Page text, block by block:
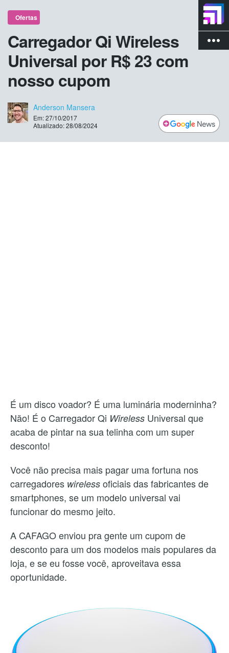
more_vert
Ofertas
Carregador Qi Wireless
Universal por R$ 23 com
nosso cupom
Anderson Mansera
Em: 27/10/2017
Atualizado: 28/08/2024
É um disco voador? É uma luminária moderninha?
Não! É o Carregador Qi Wireless Universal que
acaba de pintar na sua telinha com um super
desconto!
Você não precisa mais pagar uma fortuna nos
carregadores wireless oficiais das fabricantes de
smartphones, se um modelo universal vai
funcionar do mesmo jeito.
A CAFAGO enviou pra gente um cupom de
desconto para um dos modelos mais populares da
loja, e se eu fosse você, aproveitava essa
oportunidade.